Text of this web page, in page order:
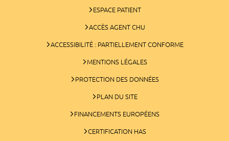
ESPACE PATIENT
ACCÈS AGENT CHU
ACCESSIBILITÉ : PARTIELLEMENT CONFORME
MENTIONS LÉGALES
PROTECTION DES DONNÉES
PLAN DU SITE
FINANCEMENTS EUROPÉENS
CERTIFICATION HAS